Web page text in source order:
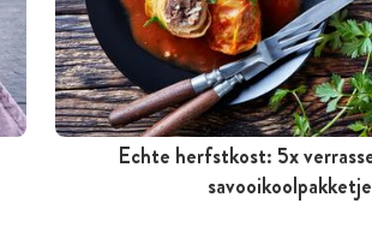
Echte herfstkost: 5x